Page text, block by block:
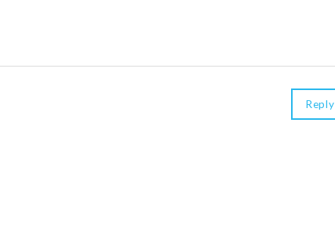
Reply